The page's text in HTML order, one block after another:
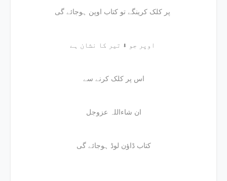
اس پر کلک کرنے سے
ان شاءاللہ عزوجل
کتاب ڈاؤن لوڈ ہوجائے گی